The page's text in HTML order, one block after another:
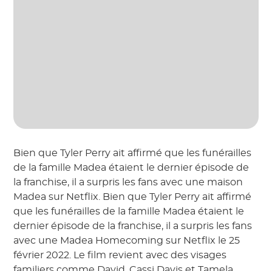
Bien que Tyler Perry ait affirmé que les funérailles
de la famille Madea étaient le dernier épisode de
la franchise, il a surpris les fans avec une maison
Madea sur Netflix. Bien que Tyler Perry ait affirmé
que les funérailles de la famille Madea étaient le
dernier épisode de la franchise, il a surpris les fans
avec une Madea Homecoming sur Netflix le 25
février 2022. Le film revient avec des visages